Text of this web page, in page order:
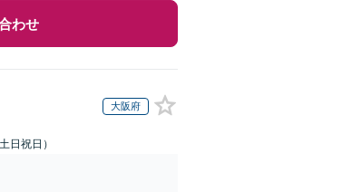
わせ
大阪府
日祝日）